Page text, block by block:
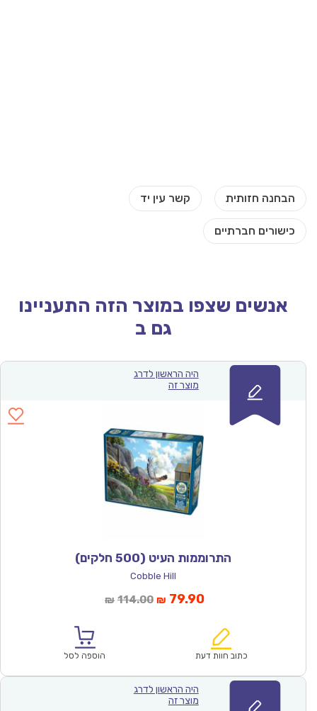
אנשים שצפו במוצר הזה התעניינו
גם ב
היה הראשון לדרג
מוצר זה
התרוממות העיט (500 חלקים)
Cobble Hill
₪ 114.00המחיר
₪114.00.
₪ 79.90המחיר
הוא:
כתוב חוות דעת הוספה לסל
היה הראשון לדרג
מוצר זה